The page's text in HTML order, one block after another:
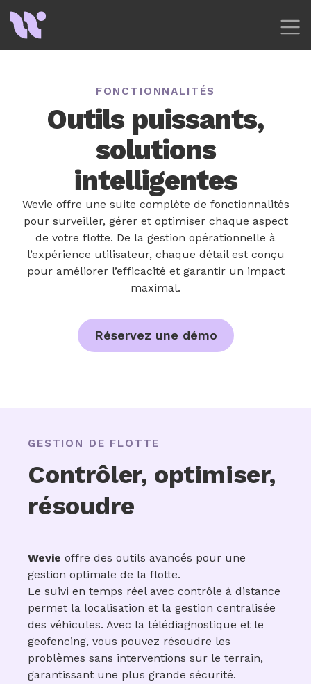
FONCTIONNALITÉS
Outils puissants,
solutions
intelligentes
Wevie offre une suite complète de fonctionnalités
pour surveiller, gérer et optimiser chaque aspect
de votre flotte. De la gestion opérationnelle à
l’expérience utilisateur, chaque détail est conçu
pour améliorer l’efficacité et garantir un impact
maximal.
Réservez une démo
GESTION DE FLOTTE
Contrôler, optimiser,
résoudre
Wevie offre des outils avancés pour une
gestion optimale de la flotte.
Le suivi en temps réel avec contrôle à distance
permet la localisation et la gestion centralisée
des véhicules. Avec la télédiagnostique et le
geofencing, vous pouvez résoudre les
problèmes sans interventions sur le terrain,
garantissant une plus grande sécurité.